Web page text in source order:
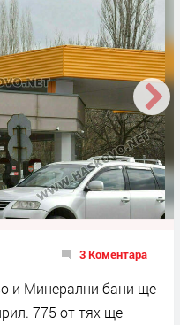
3 Коментара
и Минерални бани ще
775 от тях ще